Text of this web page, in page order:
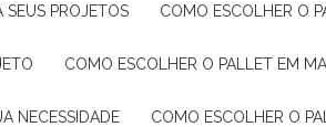
SEUS PROJETOS COMO ESCOLHER O
COMO ESCOLHER O PALLET EM
NECESSIDADE COMO ESCOLHER O